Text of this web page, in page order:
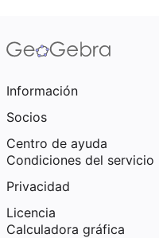
Información
Socios
Centro de ayuda
Condiciones del servicio
Privacidad
Licencia
Calculadora gráfica